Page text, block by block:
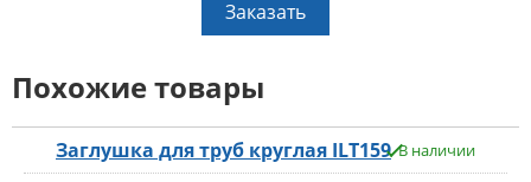
Заказать
Похожие товары
Заглушка для труб круглая ILT159 В наличии